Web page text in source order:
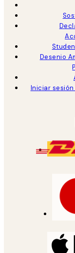
Desenio
Iniciar sesión